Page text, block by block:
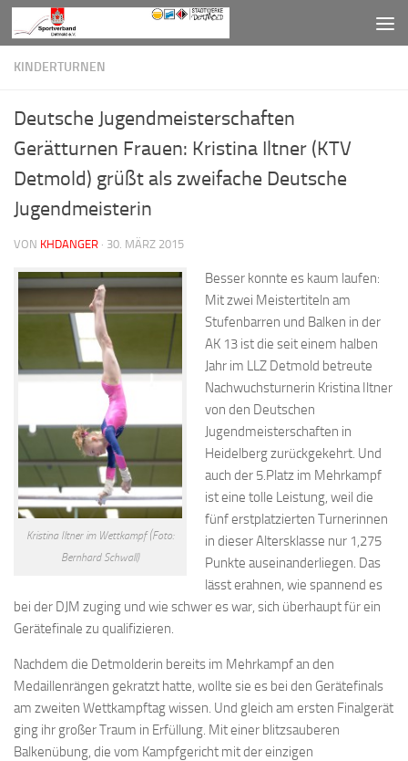
Zum Inhalt springen
KINDERTURNEN
Deutsche Jugendmeisterschaften
Gerätturnen Frauen: Kristina Iltner (KTV
Detmold) grüßt als zweifache Deutsche
Jugendmeisterin
VON KHDANGER · 30. MÄRZ 2015
Kristina Iltner im Wettkampf (Foto:
Bernhard Schwall)
Besser konnte es kaum laufen:
Mit zwei Meistertiteln am
Stufenbarren und Balken in der
AK 13 ist die seit einem halben
Jahr im LLZ Detmold betreute
Nachwuchsturnerin Kristina Iltner
von den Deutschen
Jugendmeisterschaften in
Heidelberg zurückgekehrt. Und
auch der 5.Platz im Mehrkampf
ist eine tolle Leistung, weil die
fünf erstplatzierten Turnerinnen
in dieser Altersklasse nur 1,275
Punkte auseinanderliegen. Das
lässt erahnen, wie spannend es
bei der DJM zuging und wie schwer es war, sich überhaupt für ein
Gerätefinale zu qualifizieren.
Nachdem die Detmolderin bereits im Mehrkampf an den
Medaillenrängen gekratzt hatte, wollte sie es bei den Gerätefinals
am zweiten Wettkampftag wissen. Und gleich am ersten Finalgerät
ging ihr großer Traum in Erfüllung. Mit einer blitzsauberen
Balkenübung, die vom Kampfgericht mit der einzigen